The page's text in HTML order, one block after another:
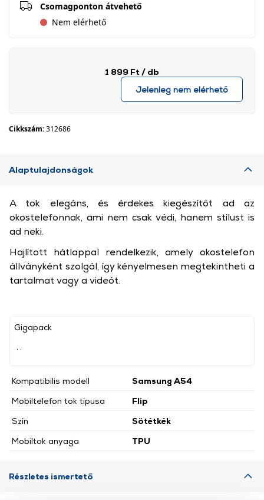
Csomagponton átvehető
Nem elérhető
1 899 Ft / db
Jelenleg nem elérhető
Cikkszám:312686
Alaptulajdonságok
Gigapack
Kompatibilis modell
Samsung A54
Mobiltelefon tok típusa
Flip
Szín
Sötétkék
Mobiltok anyaga
TPU
A tok elegáns, és érdekes kiegészítőt ad az
okostelefonnak, ami nem csak védi, hanem stílust is
ad neki.
Hajlított hátlappal rendelkezik, amely okostelefon
állványként szolgál, így kényelmesen megtekintheti a
tartalmat vagy a videót.
Részletes ismertető